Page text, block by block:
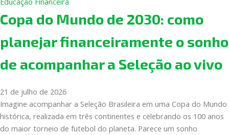
Copa do Mundo de 2030: como
planejar financeiramente o sonho
de acompanhar a Seleção ao vivo
21 de julho de 2026
Imagine acompanhar a Seleção Brasileira em uma Copa do Mundo
histórica, realizada em três continentes e celebrando os 100 anos
do maior torneio de futebol do planeta. Parece um sonho